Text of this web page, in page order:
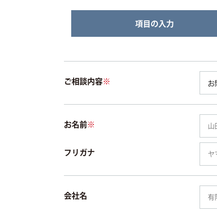
項目の入力
ご相談内容※
お名前※
フリガナ
会社名